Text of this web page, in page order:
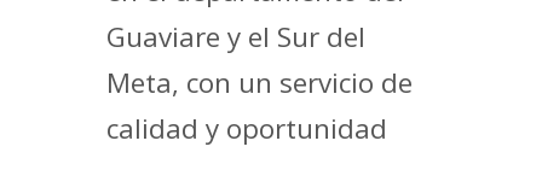
Guaviare y el Sur del
Meta, con un servicio de
calidad y oportunidad